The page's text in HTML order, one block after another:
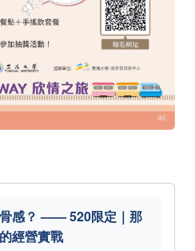
感？ —— 520限定｜那
經營實戰